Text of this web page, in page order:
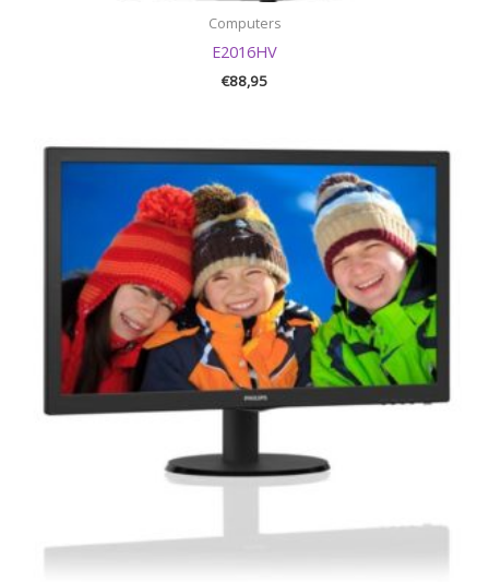
Computers
E2016HV
€88,95